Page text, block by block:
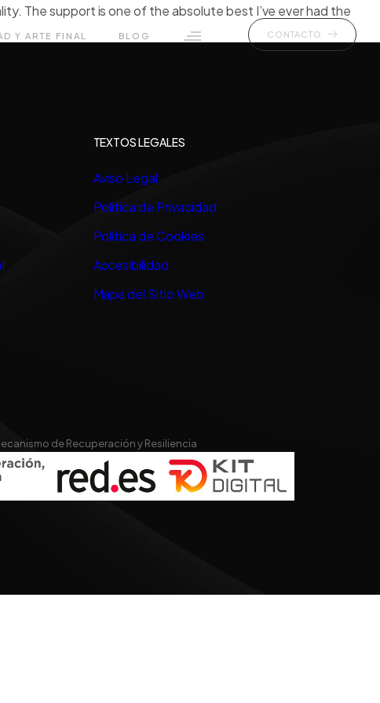
CONTACTO
Y ARTE FINAL BLOG
The support is one of the absolute best I’ve ever had the
TEXTOS LEGALES
Aviso Legal
Política de Privacidad
Política de Cookies
Accesibilidad
Mapa del Sitio Web
de Recuperación y Resiliencia